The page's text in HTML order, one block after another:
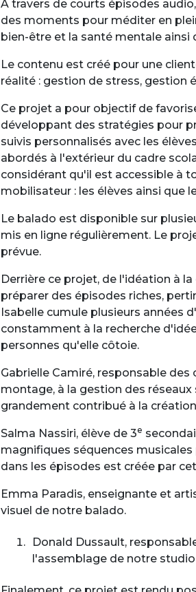
À travers de courts épisodes
des moments pour méditer en
bien-être et la santé mentale ainsi
Le contenu est créé pour une
réalité : gestion de stress, gestion
Ce projet a pour objectif de
développant des stratégies pour
suivis personnalisés avec les
abordés à l'extérieur du cadre
considérant qu'il est accessible à
mobilisateur : les élèves ainsi que
Le balado est disponible sur
mis en ligne régulièrement. Le
prévue.
Derrière ce projet, de l'idéation à
préparer des épisodes riches,
Isabelle cumule plusieurs années
constamment à la recherche
personnes qu'elle côtoie.
Gabrielle Camiré, responsable
montage, à la gestion des
grandement contribué à la
Salma Nassiri, élève de 3e
magnifiques séquences
dans les épisodes est créée par
Emma Paradis, enseignante et
visuel de notre balado.
Donald Dussault,
l'assemblage de notre studio